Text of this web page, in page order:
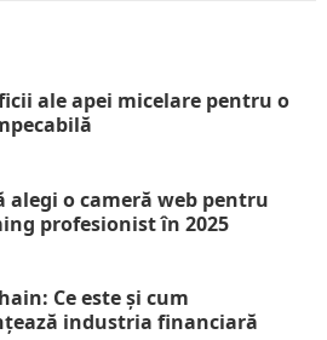
ale apei micelare pentru o
alegi o cameră web pentru
profesionist în 2025
Ce este și cum
industria financiară